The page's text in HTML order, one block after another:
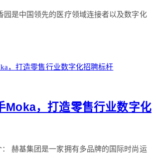
园是中国领先的医疗领域连接者以及数字化
Moka，打造零售行业数字化
赫基集团是一家拥有多品牌的国际时尚运